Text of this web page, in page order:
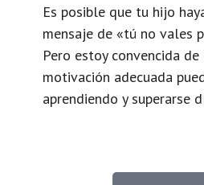
Es posible que tu hijo
mensaje de «tú no vales
Pero estoy convencida
motivación adecuada
aprendiendo y superarse